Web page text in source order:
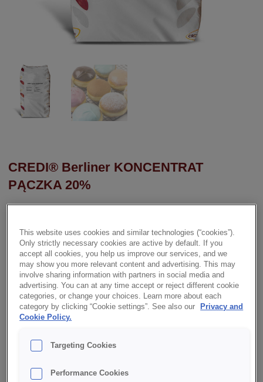
CREDI® Berliner KONCENTRAT
PĄCZKA 20%
CREDI® Berliner Koncentrat Pączka 20% to mieszanka do
puszystą strukturę i ładną białą obwódkę. Minimalizuje
wchłanianie tłuszczu podczas smażenia.
✔ Duża objętość i puszysta struktura
✔ Gładka powierzchnia i ładna biała obwódka
✔ Minimalne wchłanianie tłuszczu
✔ RSPO MB
This website uses cookies and similar technologies (“cookies”).
Only strictly necessary cookies are active by default. If you
accept all cookies, you help us improve our services, and we
may show you more relevant content and advertising. This may
involve sharing information with partners in social media and
advertising. You can at any time accept or reject different cookie
categories, or change your choices. Learn more about each
category by clicking “Cookie settings”. See also our
Privacy and
Cookie Policy.
Targeting Cookies
Performance Cookies